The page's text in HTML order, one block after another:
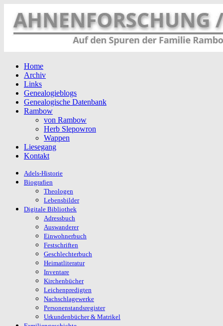
Home
Archiv
Links
Genealogieblogs
Genealogische Datenbank
Rambow
von Rambow
Herb Slepowron
Wappen
Liesegang
Kontakt
Adels-Historie
Biografien
Theologen
Lebensbilder
Digitale Bibliothek
Adressbuch
Auswanderer
Einwohnerbuch
Festschriften
Geschlechterbuch
Heimatliteratur
Inventare
Kirchenbücher
Leichenpredigten
Nachschlagewerke
Personenstandsregister
Urkundenbücher & Matrikel